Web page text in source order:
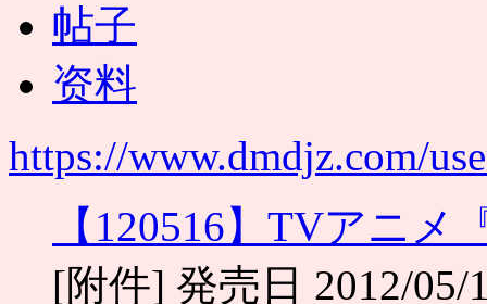
帖子
资料
https://www.dmdjz.com/
【120516】TVアニメ
[附件] 発売日 2012/